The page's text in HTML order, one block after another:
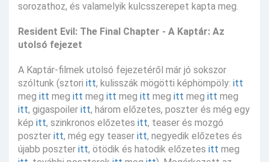
sorozathoz, és valamelyik kulcsszerepet kapta meg.
Resident Evil: The Final Chapter - A Kaptár: Az
utolsó fejezet
A Kaptár-filmek utolsó fejezetéről már jó sokszor
szóltunk (sztori itt, kulisszák mögötti képhömpöly: itt
meg itt meg itt meg itt meg itt meg itt meg itt meg
itt, gigaspoiler itt, három előzetes, poszter és még egy
kép itt, szinkronos előzetes itt, teaser és mozgó
poszter itt, még egy teaser itt, negyedik előzetes és
újabb poszter itt, ötödik és hatodik előzetes itt meg